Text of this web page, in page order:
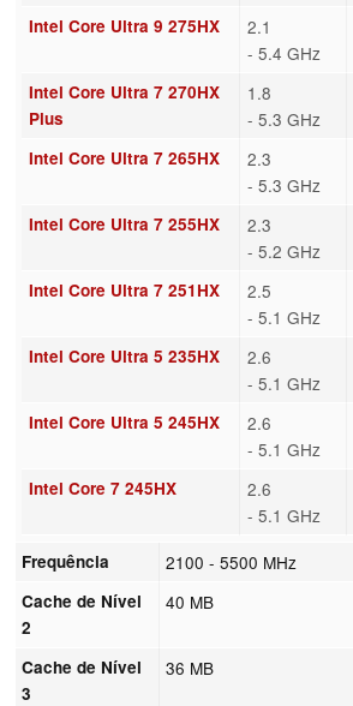
Intel Core Ultra 9 275HX
2.1
- 5.4 GHz
Intel Core Ultra 7 270HX
Plus
1.8
- 5.3 GHz
Intel Core Ultra 7 265HX
2.3
- 5.3 GHz
Intel Core Ultra 7 255HX
2.3
- 5.2 GHz
Intel Core Ultra 7 251HX
2.5
- 5.1 GHz
Intel Core Ultra 5 235HX
2.6
- 5.1 GHz
Intel Core Ultra 5 245HX
2.6
- 5.1 GHz
Intel Core 7 245HX
2.6
- 5.1 GHz
Frequência 2100 - 5500 MHz
Cache de Nível
2
40 MB
Cache de Nível
3
36 MB